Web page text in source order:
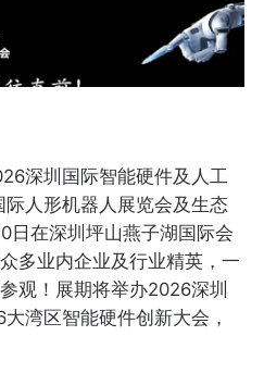
深圳国际智能硬件及人工
人形机器人展览会及生态
日在深圳坪山燕子湖国际会
多业内企业及行业精英，一
观！展期将举办2026深圳
湾区智能硬件创新大会，